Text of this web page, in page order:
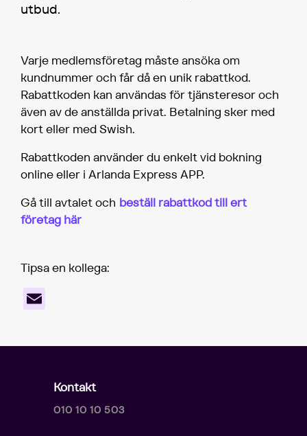
utbud.
Varje medlemsföretag måste ansöka om
kundnummer och får då en unik rabattkod.
Rabattkoden kan användas för tjänsteresor och
även av de anställda privat. Betalning sker med
kort eller med Swish.
Rabattkoden använder du enkelt vid bokning
online eller i Arlanda Express APP.
Gå till avtalet och beställ rabattkod till ert
företag här
Tipsa en kollega:
Kontakt
010 10 10 503